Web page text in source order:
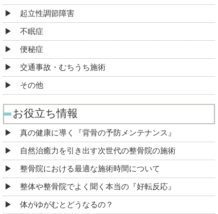
起立性調節障害
不眠症
便秘症
交通事故・むちうち施術
その他
お役立ち情報
真の健康に導く『背骨の予防メンテナンス』
自然治癒力を引き出す次世代の整骨院の施術
整骨院における最適な施術時間について
整体や整骨院でよく聞く本当の『好転反応』
体がゆがむとどうなるの？